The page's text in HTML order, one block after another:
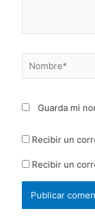
Nombre*
Guarda mi
Recibir un
Recibir un